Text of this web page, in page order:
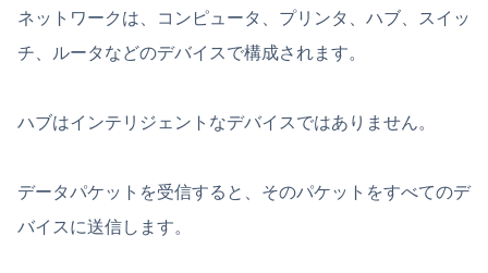
ネットワークは、コンピュータ、プリンタ、ハブ、スイッ
チ、ルータなどのデバイスで構成されます。
ハブはインテリジェントなデバイスではありません。
データパケットを受信すると、そのパケットをすべてのデ
バイスに送信します。